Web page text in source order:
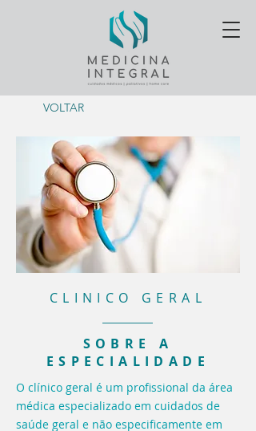
VOLTAR
CLINICO GERAL
SOBRE A
ESPECIALIDADE
O clínico geral é um profissional da área
médica especializado em cuidados de
saúde geral e não especificamente em